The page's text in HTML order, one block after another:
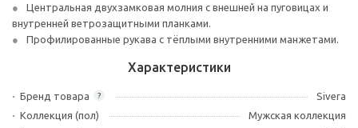
Центральная двухзамковая молния с внешней на пуговицах и
внутренней ветрозащитными планками.
Профилированные рукава с тёплыми внутренними манжетами.
Характеристики
?
Бренд товара
Sivera
Коллекция (пол)
Мужская коллекция